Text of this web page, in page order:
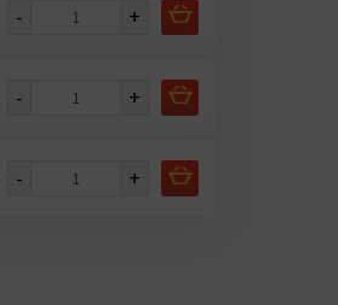
- +
- +
- +